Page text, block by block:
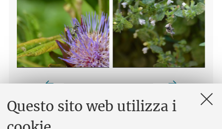
Questo sito web utilizza i
Specie diMegachilepresenti in Orto Botanico: M. albisecta,
M. centuncularis, M. ericetorum, M. lagopoda, M. maritima, M.